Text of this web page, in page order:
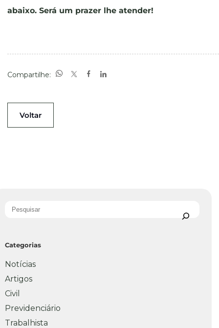
abaixo. Será um prazer lhe atender!
Compartilhe:
Voltar
Categorias
Notícias
Artigos
Civil
Previdenciário
Trabalhista